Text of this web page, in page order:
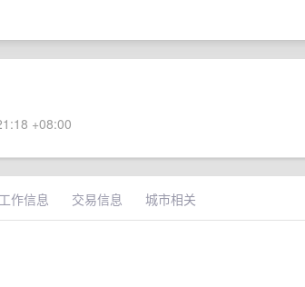
+08:00
工作信息 交易信息 城市相关